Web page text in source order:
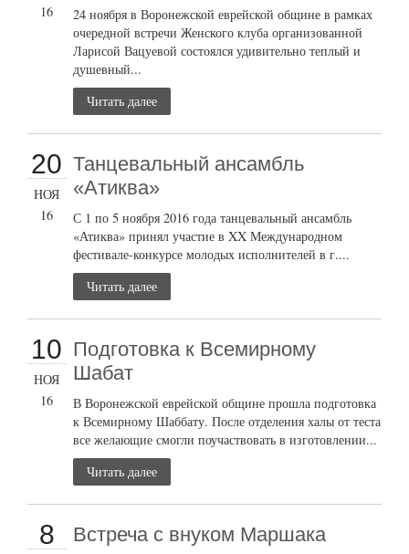
16
24 ноября в Воронежской еврейской общине в рамках
очередной встречи Женского клуба организованной
Ларисой Вацуевой состоялся удивительно теплый и
душевный...
Читать далее
20
НОЯ
16
Танцевальный ансамбль
«Атиква»
С 1 по 5 ноября 2016 года танцевальный ансамбль
«Атиква» принял участие в XX Международном
фестивале-конкурсе молодых исполнителей в г....
Читать далее
10
НОЯ
16
Подготовка к Всемирному
Шабат
В Воронежской еврейской общине прошла подготовка
к Всемирному Шаббату. После отделения халы от теста
все желающие смогли поучаствовать в изготовлении...
Читать далее
8 Встреча с внуком Маршака